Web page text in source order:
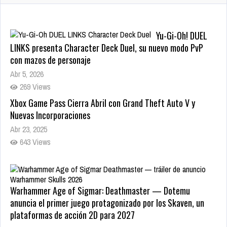
Yu-Gi-Oh! DUEL
LINKS presenta Character Deck Duel, su nuevo modo PvP
con mazos de personaje
Abr 5, 2026
269 Views
Xbox Game Pass Cierra Abril con Grand Theft Auto V y
Nuevas Incorporaciones
Abr 23, 2025
643 Views
Warhammer Age of Sigmar: Deathmaster — Dotemu
anuncia el primer juego protagonizado por los Skaven, un
plataformas de acción 2D para 2027